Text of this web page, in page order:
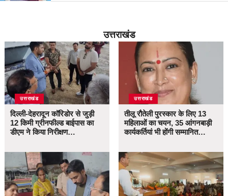
उत्तराखंड
उत्तराखंड
दिल्ली-देहरादून कॉरिडोर से जुड़ी
12 किमी ग्रीनफील्ड बाईपास का
डीएम ने किया निरीक्षण…
उत्तराखंड
तीलू रौतेली पुरस्कार के लिए 13
महिलाओं का चयन, 35 आंगनबाड़ी
कार्यकर्तियां भी होंगी सम्मानित…